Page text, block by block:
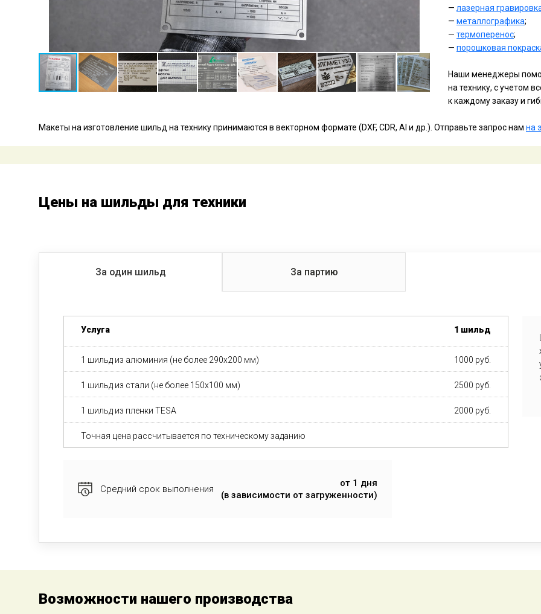
— лазерная
— металлографика;
— термоперенос;
— порошковая
Наши менеджеры
на технику, с учетом
к каждому заказу и
Макеты на изготовление шильд на технику принимаются в векторном формате (DXF, CDR, AI и др.). Отправьте запрос нам на
Цены на шильды для техники
За один шильд За партию
Услуга 1 шильд
1 шильд из алюминия (не более 290x200 мм) 1000 руб.
1 шильд из стали (не более 150x100 мм) 2500 руб.
1 шильд из пленки TESA 2000 руб.
Точная цена рассчитывается по техническому заданию
Средний срок выполнения
от 1 дня
(в зависимости от загруженности)
Возможности нашего производства